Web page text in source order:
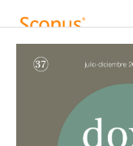
Mayorga Escalada S.
SIMPLICITY IN
GRAPHIC BRANDS.
Culture Review
10.62161/